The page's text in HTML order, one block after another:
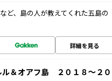
ど、島の人が教えてくれた五島の
詳細を見る
＆オアフ島 ２０１８～２０